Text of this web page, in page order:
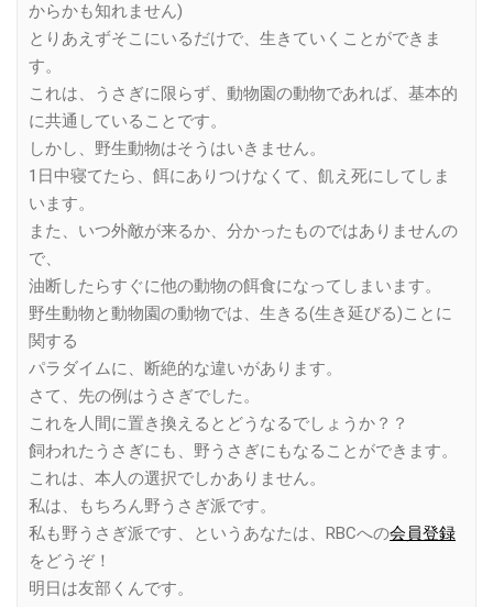
からかも知れません)
とりあえずそこにいるだけで、生きていくことができま
す。
これは、うさぎに限らず、動物園の動物であれば、基本的
に共通していることです。
しかし、野生動物はそうはいきません。
1日中寝てたら、餌にありつけなくて、飢え死にしてしま
います。
また、いつ外敵が来るか、分かったものではありませんの
で、
油断したらすぐに他の動物の餌食になってしまいます。
野生動物と動物園の動物では、生きる(生き延びる)ことに
関する
パラダイムに、断絶的な違いがあります。
さて、先の例はうさぎでした。
これを人間に置き換えるとどうなるでしょうか？？
飼われたうさぎにも、野うさぎにもなることができます。
これは、本人の選択でしかありません。
私は、もちろん野うさぎ派です。
私も野うさぎ派です、というあなたは、RBCへの会員登録
をどうぞ！
明日は友部くんです。